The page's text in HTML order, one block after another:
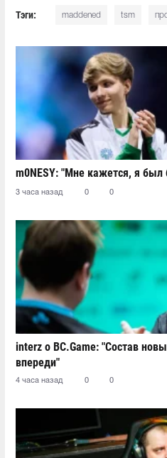
Тэги: maddened tsm
m0NESY: "Мне кажется, я
3 часа назад 0 0
interz о BC.Game: "Состав
впереди"
4 часа назад 0 0